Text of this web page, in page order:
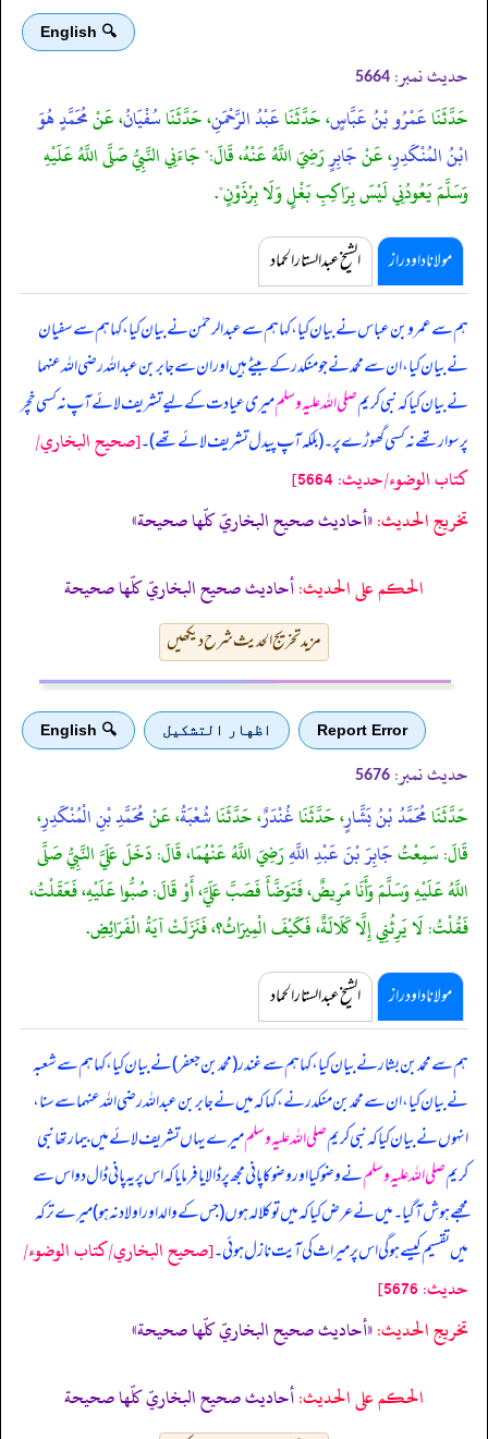
🔍 English
حدیث نمبر: 5664
حَدَّثَنَاعَمْرُو بْنُ عَبَّاسٍ، حَدَّثَنَاعَبْدُ الرَّحْمَنِ، حَدَّثَنَاسُفْيَانُ، عَنْمُحَمَّدٍ هُوَ
ابْنُ المُنْكَدِرِ، عَنْجَابِرٍرَضِيَ اللَّهُ عَنْهُ، قَالَ:" جَاءَنِي النَّبِيُّ صَلَّى اللَّهُ عَلَيْهِ
وَسَلَّمَ يَعُودُنِي لَيْسَ بِرَاكِبِ بَغْلٍ وَلَا بِرْذَوْنٍ".
مولانا داود راز الشیخ عبدالستار الحماد
ہم سے عمرو بن عباس نے بیان کیا، کہا ہم سے عبدالرحمٰن نے بیان کیا، کہا ہم سے سفیان
نے بیان کیا، ان سے محمد نے جو منکدر کے بیٹے ہیں اور ان سے جابر بن عبداللہ رضی اللہ عنہما
نے بیان کیا کہنبی کریمصلی اللہ علیہ وسلممیری عیادت کے لیے تشریف لائے آپ نہ کسی خچر
پر سوار تھے نہ کسی گھوڑے پر۔ (بلکہ آپ پیدل تشریف لائے تھے)۔[صحيح البخاري/
كتاب الوضوء/حدیث: 5664]
تخریج الحدیث:«أحاديث صحيح البخاريّ كلّها صحيحة»
الحكم على الحديث:أحاديث صحيح البخاريّ كلّها صحيحة
مزید تخریج الحدیث شرح دیکھیں
Report Error اظهار التشكيل 🔍 English
حدیث نمبر: 5676
حَدَّثَنَامُحَمَّدُ بْنُ بَشَّارٍ، حَدَّثَنَاغُنْدَرٌ، حَدَّثَنَاشُعْبَةُ، عَنْمُحَمَّدِ بْنِ الْمُنْكَدِرِ،
قَالَ: سَمِعْتُجَابِرَ بْنَ عَبْدِ اللَّهِرَضِيَ اللَّهُ عَنْهُمَا، قَالَ: دَخَلَ عَلَيَّ النَّبِيُّ صَلَّى
اللَّهُ عَلَيْهِ وَسَلَّمَ وَأَنَا مَرِيضٌ، فَتَوَضَّأَ فَصَبَّ عَلَيَّ، أَوْ قَالَ: صُبُّوا عَلَيْهِ، فَعَقَلْتُ،
فَقُلْتُ: لَا يَرِثُنِي إِلَّا كَلَالَةٌ، فَكَيْفَ الْمِيرَاثُ؟، فَنَزَلَتْ آيَةُ الْفَرَائِضِ.
مولانا داود راز الشیخ عبدالستار الحماد
ہم سے محمد بن بشار نے بیان کیا، کہا ہم سے غندر (محمد بن جعفر) نے بیان کیا، کہا ہم سے شعبہ
نے بیان کیا، ان سے محمد بن منکدر نے، کہا کہ میں نے جابر بن عبداللہ رضی اللہ عنہما سے سنا،
انہوں نے بیان کیا کہنبی کریمصلی اللہ علیہ وسلممیرے یہاں تشریف لائے میں بیمار تھا نبی
کریمصلی اللہ علیہ وسلمنے وضو کیا اور وضو کا پانی مجھ پر ڈالا یا فرمایا کہ اس پر یہ پانی ڈال دو اس سے
مجھے ہوش آ گیا۔ میں نے عرض کیا کہ میں تو کلالہ ہوں (جس کے والد اور اولاد نہ ہو) میرے ترکہ
میں تقسیم کیسے ہو گی اس پر میراث کی آیت نازل ہوئی۔[صحيح البخاري/كتاب الوضوء/
حدیث: 5676]
تخریج الحدیث:«أحاديث صحيح البخاريّ كلّها صحيحة»
الحكم على الحديث:أحاديث صحيح البخاريّ كلّها صحيحة